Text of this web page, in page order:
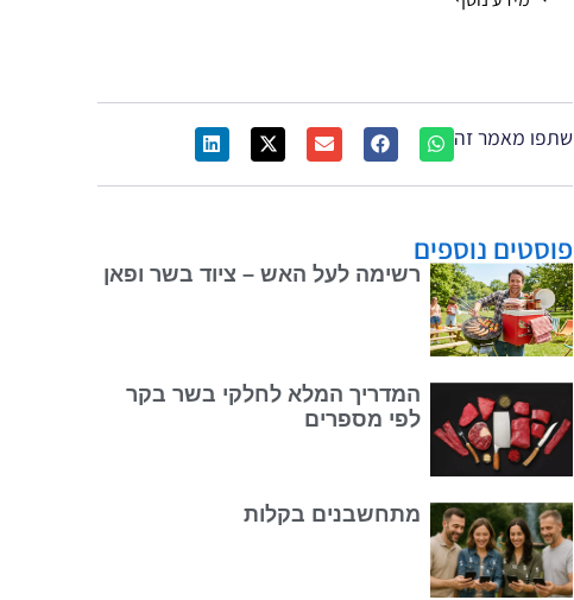
שתפו מאמר זה
פוסטים נוספים
רשימה לעל האש – ציוד בשר ופאן
המדריך המלא לחלקי בשר בקר
לפי מספרים
מתחשבנים בקלות